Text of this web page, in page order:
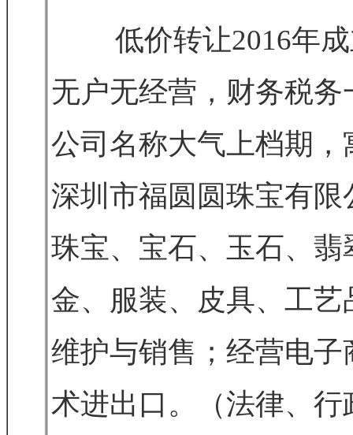
低价转让2016年成
无户无经营，财务税
公司名称大气上档期
深圳市福圆圆珠宝有限
珠宝、宝石、玉石、
金、服装、皮具、工
维护与销售；经营电
术进出口。（法律、